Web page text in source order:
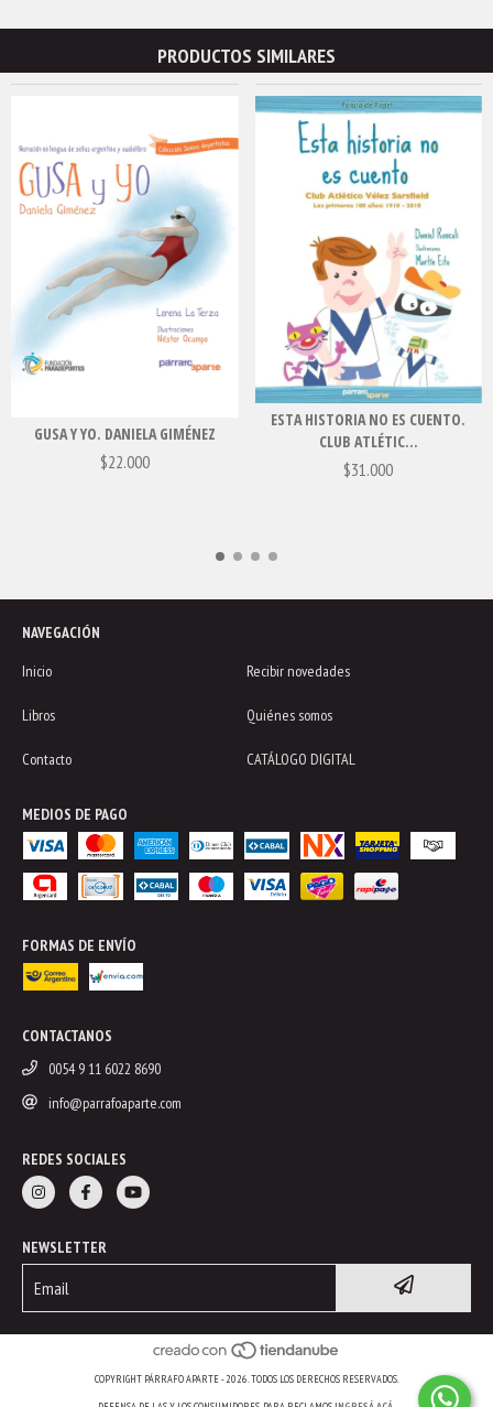
PRODUCTOS SIMILARES
GUSA Y YO. DANIELA GIMÉNEZ
$22.000
ESTA HISTORIA NO ES CUENTO.
CLUB ATLÉTIC...
$31.000
NAVEGACIÓN
Inicio
Recibir novedades
Libros Quiénes somos
Contacto CATÁLOGO DIGITAL
MEDIOS DE PAGO
FORMAS DE ENVÍO
CONTACTANOS
0054 9 11 6022 8690
info@parrafoaparte.com
REDES SOCIALES
NEWSLETTER
COPYRIGHT PÁRRAFO APARTE - 2026. TODOS LOS DERECHOS RESERVADOS.